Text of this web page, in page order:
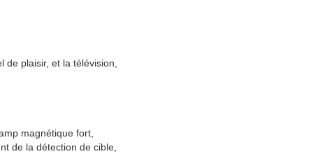
plaisir, et la télévision,
magnétique fort,
de la détection de cible,